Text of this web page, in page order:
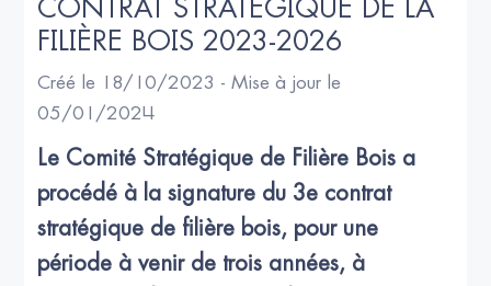
CONTRAT STRATÉGIQUE DE LA
FILIÈRE BOIS 2023-2026
Créé le 18/10/2023 - Mise à jour le
05/01/2024
Le Comité Stratégique de Filière Bois a
procédé à la signature du 3e contrat
stratégique de filière bois, pour une
période à venir de trois années, à